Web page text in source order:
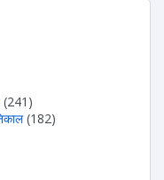
(241)
(182)